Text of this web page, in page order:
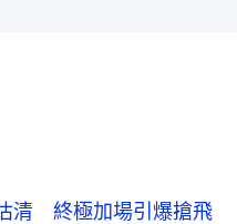
清 終極加場引爆搶飛